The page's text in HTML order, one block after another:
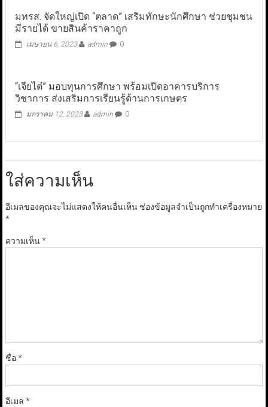
มทรส. จัดใหญ่เปิด “ตลาด” เสริมทักษะนักศึกษา ช่วยชุมชน
มีรายได้ ขายสินค้าราคาถูก
เมษายน 6, 2023 admin 0
“เจียไต๋” มอบทุนการศึกษา พร้อมเปิดอาคารบริการ
วิชาการ ส่งเสริมการเรียนรู้ด้านการเกษตร
มกราคม 12, 2023 admin 0
ใส่ความเห็น
อีเมลของคุณจะไม่แสดงให้คนอื่นเห็น ช่องข้อมูลจำเป็นถูกทำเครื่องหมาย
*
ความเห็น*
ชื่อ*
อีเมล *